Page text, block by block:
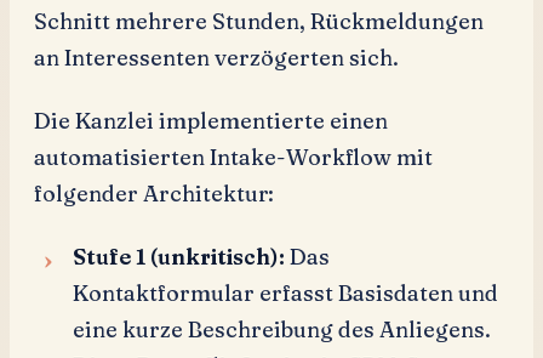
Schnitt mehrere Stunden, Rückmeldungen
an Interessenten verzögerten sich.
Die Kanzlei implementierte einen
automatisierten Intake-Workflow mit
folgender Architektur:
Stufe 1 (unkritisch): Das
Kontaktformular erfasst Basisdaten und
eine kurze Beschreibung des Anliegens.